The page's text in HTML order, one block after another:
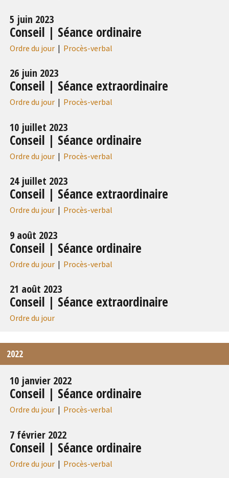
5 juin 2023
Conseil | Séance ordinaire
Ordre du jour| Procès-verbal
26 juin 2023
Conseil | Séance extraordinaire
Ordre du jour| Procès-verbal
10 juillet 2023
Conseil | Séance ordinaire
Ordre du jour| Procès-verbal
24 juillet 2023
Conseil | Séance extraordinaire
Ordre du jour| Procès-verbal
9 août 2023
Conseil | Séance ordinaire
Ordre du jour| Procès-verbal
21 août 2023
Conseil | Séance extraordinaire
Ordre du jour
2022
10 janvier 2022
Conseil | Séance ordinaire
Ordre du jour| Procès-verbal
7 février 2022
Conseil | Séance ordinaire
Ordre du jour| Procès-verbal